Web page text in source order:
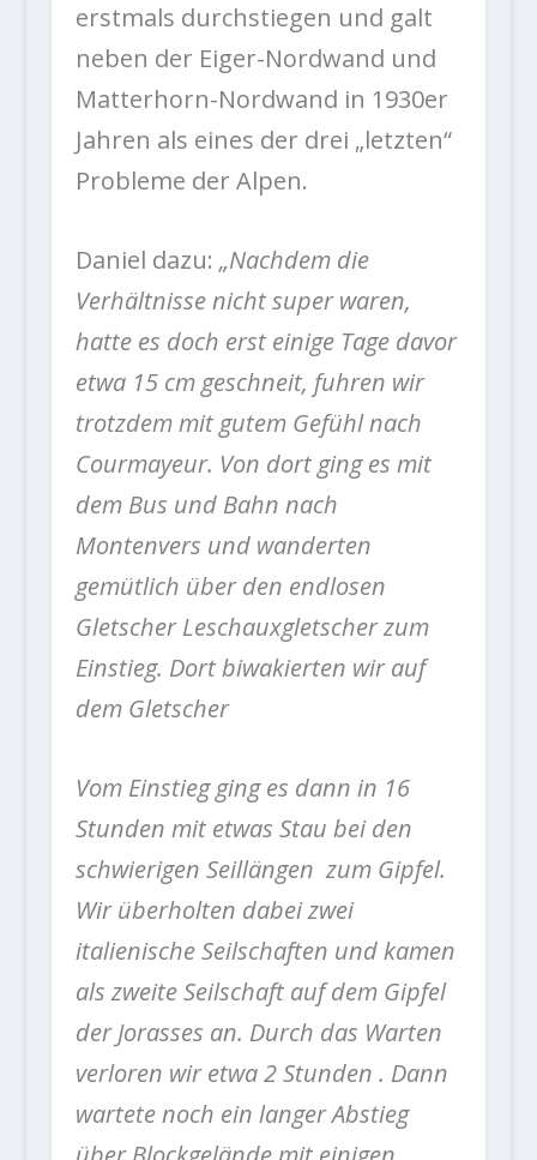
erstmals durchstiegen und galt
neben der Eiger-Nordwand und
Matterhorn-Nordwand in 1930er
Jahren als eines der drei „letzten“
Probleme der Alpen.
Daniel dazu: „Nachdem die
Verhältnisse nicht super waren,
hatte es doch erst einige Tage davor
etwa 15 cm geschneit, fuhren wir
trotzdem mit gutem Gefühl nach
Courmayeur. Von dort ging es mit
dem Bus und Bahn nach
Montenvers und wanderten
gemütlich über den endlosen
Gletscher Leschauxgletscher zum
Einstieg. Dort biwakierten wir auf
dem Gletscher
Vom Einstieg ging es dann in 16
Stunden mit etwas Stau bei den
schwierigen Seillängen zum Gipfel.
Wir überholten dabei zwei
italienische Seilschaften und kamen
als zweite Seilschaft auf dem Gipfel
der Jorasses an. Durch das Warten
verloren wir etwa 2 Stunden . Dann
wartete noch ein langer Abstieg